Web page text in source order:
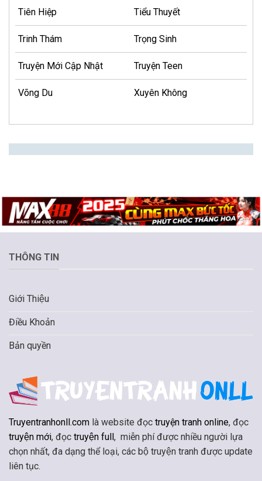
Tiên Hiệp Tiểu Thuyết
Trinh Thám Trọng Sinh
Truyện Mới Cập Nhật Truyện Teen
Võng Du Xuyên Không
THÔNG TIN
Giới Thiệu
Điều Khoản
Bản quyền
Truyentranhonll.com là website đọc truyện tranh online, đọc
truyện mới, đọc truyện full , miễn phí được nhiều người lựa
chọn nhất, đa dạng thể loại, các bộ truyện tranh được update
liên tục.